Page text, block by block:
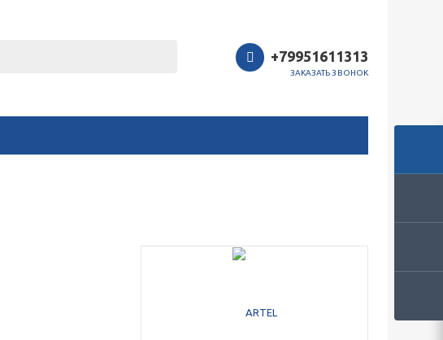
+79951611313
ЗАКАЗАТЬ ЗВОНОК